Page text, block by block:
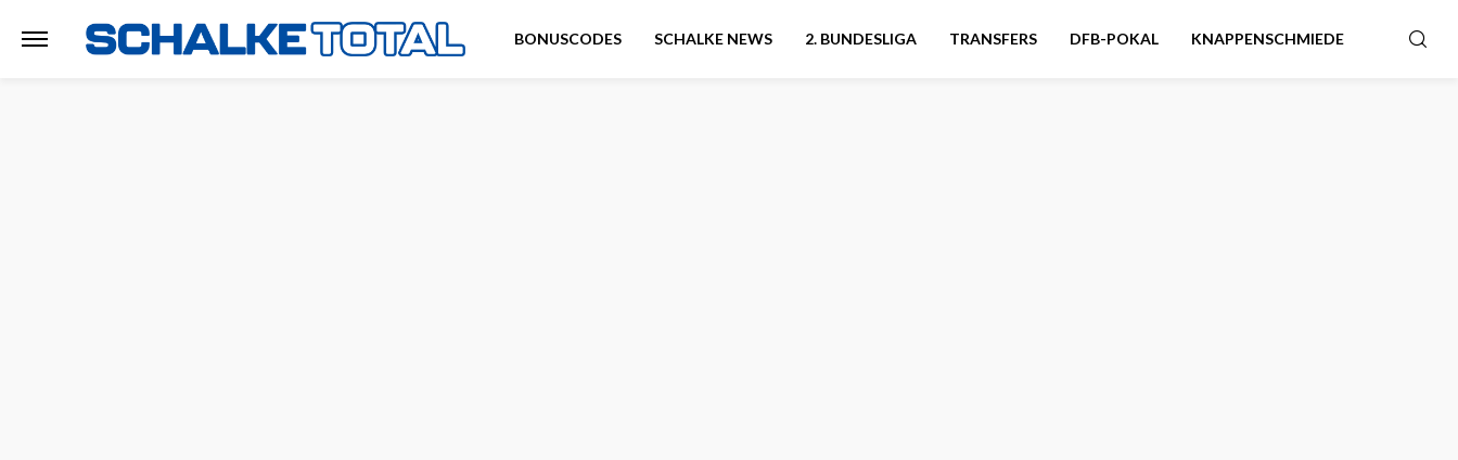
BONUSCODES SCHALKE NEWS 2. BUNDESLIGA TRANSFERS DFB-POKAL KNAPPENSCHMIEDE